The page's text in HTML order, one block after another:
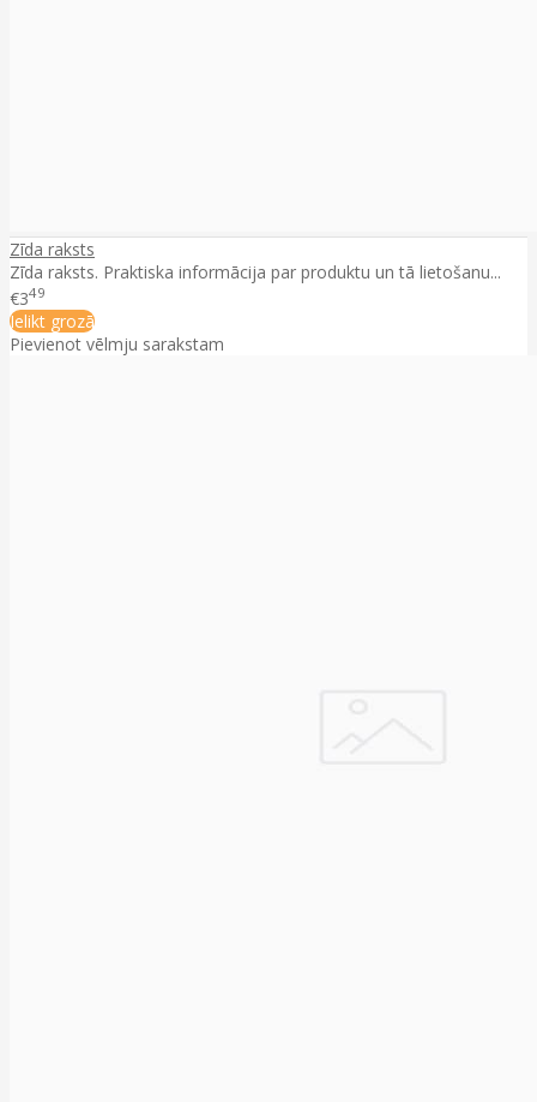
Zīda raksts
Zīda raksts. Praktiska informācija par produktu un tā lietošanu...
€349
Ielikt grozā
Pievienot vēlmju sarakstam